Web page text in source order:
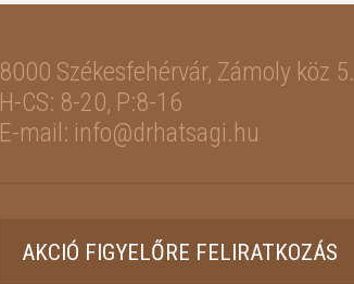
8000 Székesfehérvár, Zámoly köz 5.
H-CS: 8-20, P:8-16
E-mail: info@drhatsagi.hu
AKCIÓ FIGYELŐRE FELIRATKOZÁS